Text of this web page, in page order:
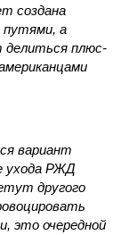
создана
путями, а
делиться плюс-
вариант
ухода РЖД
другого
это очередной